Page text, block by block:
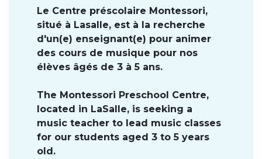
Le Centre préscolaire Montessori,
situé à Lasalle, est à la recherche
d'un(e) enseignant(e) pour animer
des cours de musique pour nos
élèves âgés de 3 à 5 ans.
The Montessori Preschool Centre,
located in LaSalle, is seeking a
music teacher to lead music classes
for our students aged 3 to 5 years
old.